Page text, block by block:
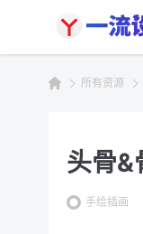
所有资源
头骨
手绘插画